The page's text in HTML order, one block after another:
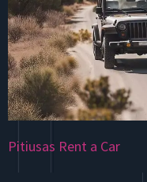
Pitiusas Rent a Car